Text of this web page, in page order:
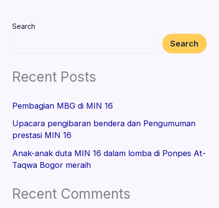
Search
Search
Recent Posts
Pembagian MBG di MIN 16
Upacara pengibaran bendera dan Pengumuman
prestasi MIN 16
Anak-anak duta MIN 16 dalam lomba di Ponpes At-
Taqwa Bogor meraih
Recent Comments